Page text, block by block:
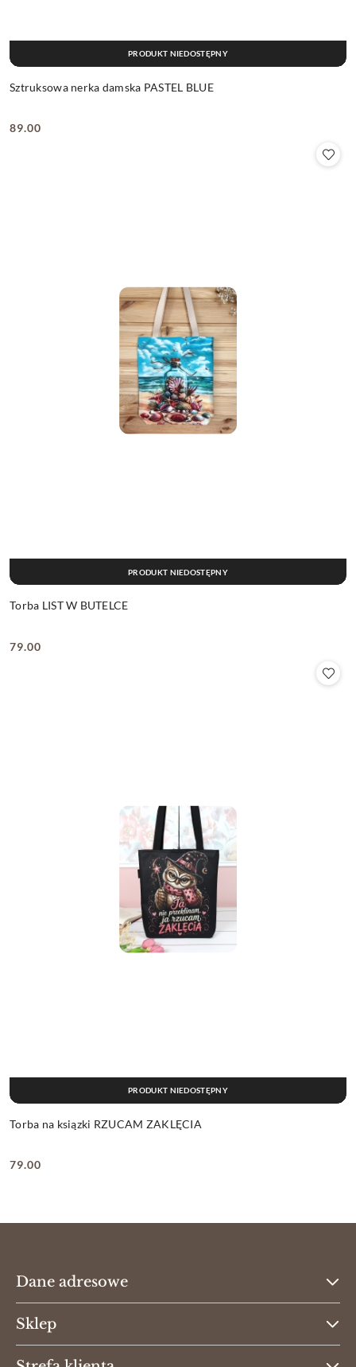
Sztruksowa nerka damska PASTEL BLUE
Cena:
89.00
PRODUKT NIEDOSTĘPNY
Torba LIST W BUTELCE
Cena:
79.00
PRODUKT NIEDOSTĘPNY
Torba na ksiązki RZUCAM ZAKLĘCIA
Cena:
79.00
PRODUKT NIEDOSTĘPNY
Dane adresowe
Sklep